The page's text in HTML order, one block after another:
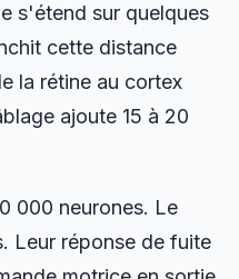
s'étend sur quelques
cette distance
la rétine au cortex
ajoute 15 à 20
000 neurones. Le
Leur réponse de fuite